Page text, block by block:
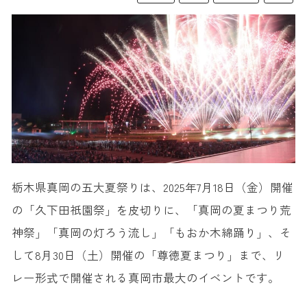
栃木県真岡の五大夏祭りは、2025年7月18日（金）開催
の「久下田祇園祭」を皮切りに、「真岡の夏まつり荒
神祭」「真岡の灯ろう流し」「もおか木綿踊り」、そ
して8月30日（土）開催の「尊徳夏まつり」まで、リ
レー形式で開催される真岡市最大のイベントです。